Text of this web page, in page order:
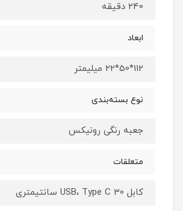
240 دقیقه
ابعاد
112*50*22 میلیمتر
نوع بسته‌بندی
جعبه رنگی رونیکس
متعلقات
کابل USB، Type C 30 سانتیمتری